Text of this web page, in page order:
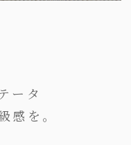
ータ
感を。